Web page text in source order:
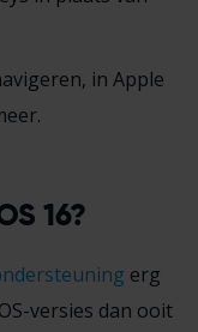
in Apple
16?
erg
versies dan ooit